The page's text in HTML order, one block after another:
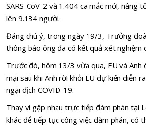
SARS-CoV-2 và 1.404 ca mắc mới,
lên 9.134 người.
Đáng chú ý, trong ngày 19/3, Trưởng
thông báo ông đã có kết quả xét nghiệm
Trước đó, hôm 13/3 vừa qua, EU và
mại sau khi Anh rời khỏi EU dự kiến diễn
ngại dịch COVID-19.
Thay vì gặp nhau trực tiếp đàm phán tại
khác để tiếp tục công việc đàm phán, có